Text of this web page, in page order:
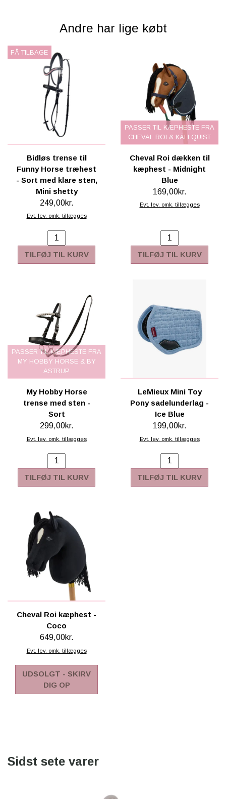
Andre har lige købt
FÅ TILBAGE
Bidløs trense til
Funny Horse træhest
- Sort med klare sten,
Mini shetty
249,00kr.
Evt. lev. omk. tillægges
TILFØJ TIL KURV
PASSER TIL KÆPHESTE FRA
CHEVAL ROI & KÄLLQUIST
Cheval Roi dækken til
kæphest - Midnight
Blue
169,00kr.
Evt. lev. omk. tillægges
TILFØJ TIL KURV
PASSER TIL KÆPHESTE FRA
MY HOBBY HORSE & BY
ASTRUP
My Hobby Horse
trense med sten -
Sort
299,00kr.
Evt. lev. omk. tillægges
TILFØJ TIL KURV
LeMieux Mini Toy
Pony sadelunderlag -
Ice Blue
199,00kr.
Evt. lev. omk. tillægges
TILFØJ TIL KURV
Cheval Roi kæphest -
Coco
649,00kr.
Evt. lev. omk. tillægges
UDSOLGT - SKIRV
DIG OP
Sidst sete varer